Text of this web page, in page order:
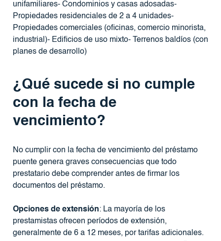
unifamiliares- Condominios y casas adosadas-
Propiedades residenciales de 2 a 4 unidades-
Propiedades comerciales (oficinas, comercio minorista,
industrial)- Edificios de uso mixto- Terrenos baldíos (con
planes de desarrollo)
¿Qué sucede si no cumple
con la fecha de
vencimiento?
No cumplir con la fecha de vencimiento del préstamo
puente genera graves consecuencias que todo
prestatario debe comprender antes de firmar los
documentos del préstamo.
Opciones de extensión: La mayoría de los
prestamistas ofrecen períodos de extensión,
generalmente de 6 a 12 meses, por tarifas adicionales.